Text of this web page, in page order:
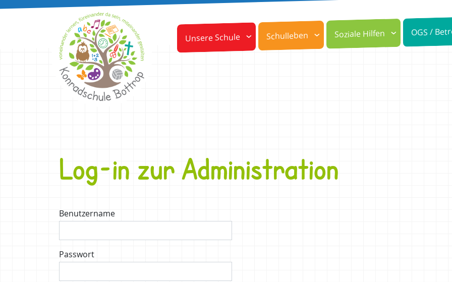
Unsere Schule Schulleben Soziale Hilfen OGS /
Log-in zur Administration
Benutzername
Passwort